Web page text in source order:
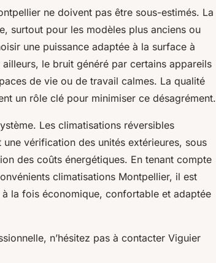
ne doivent pas être sous-estimés. La
surtout pour les modèles plus anciens ou
une puissance adaptée à la surface à
le bruit généré par certains appareils
de vie ou de travail calmes. La qualité
un rôle clé pour minimiser ce désagrément.
Les climatisations réversibles
vérification des unités extérieures, sous
des coûts énergétiques. En tenant compte
climatisations Montpellier, il est
la fois économique, confortable et adaptée
n’hésitez pas à contacter Viguier